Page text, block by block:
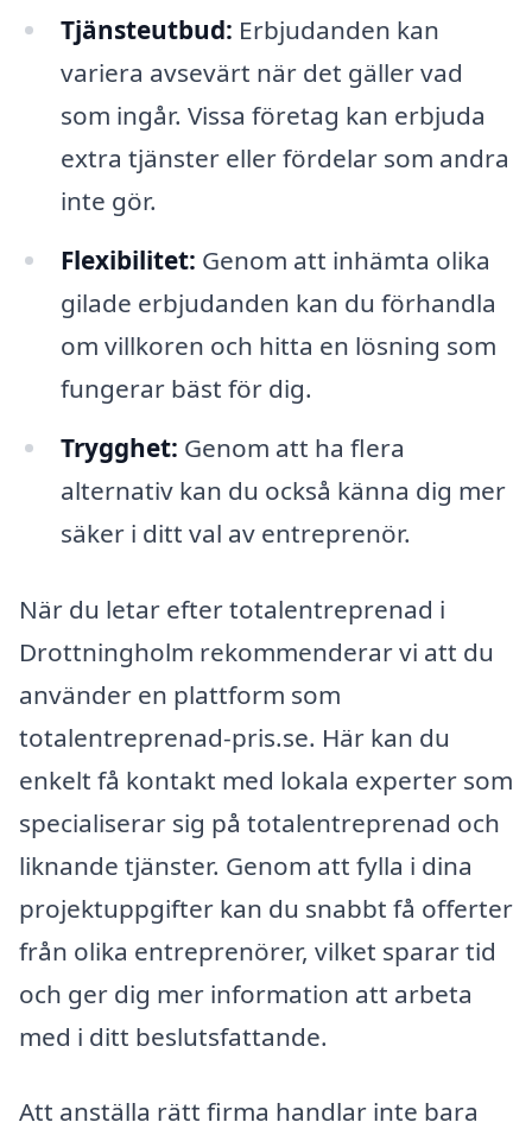
Tjänsteutbud: Erbjudanden kan
variera avsevärt när det gäller vad
som ingår. Vissa företag kan erbjuda
extra tjänster eller fördelar som andra
inte gör.
Flexibilitet: Genom att inhämta olika
gilade erbjudanden kan du förhandla
om villkoren och hitta en lösning som
fungerar bäst för dig.
Trygghet: Genom att ha flera
alternativ kan du också känna dig mer
säker i ditt val av entreprenör.
När du letar efter totalentreprenad i
Drottningholm rekommenderar vi att du
använder en plattform som
totalentreprenad-pris.se. Här kan du
enkelt få kontakt med lokala experter som
specialiserar sig på totalentreprenad och
liknande tjänster. Genom att fylla i dina
projektuppgifter kan du snabbt få offerter
från olika entreprenörer, vilket sparar tid
och ger dig mer information att arbeta
med i ditt beslutsfattande.
Att anställa rätt firma handlar inte bara